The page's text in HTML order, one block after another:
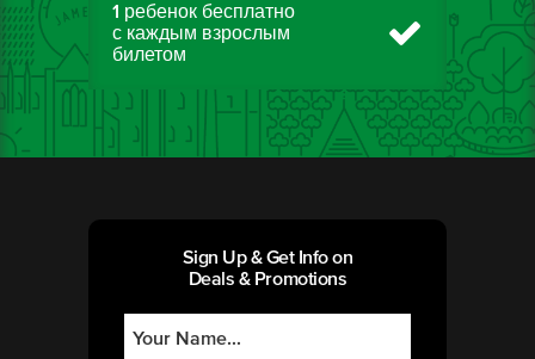
1 ребенок бесплатно
с каждым взрослым
билетом
Sign Up & Get Info on
Deals & Promotions